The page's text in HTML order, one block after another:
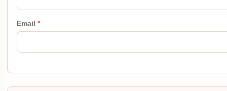
Email